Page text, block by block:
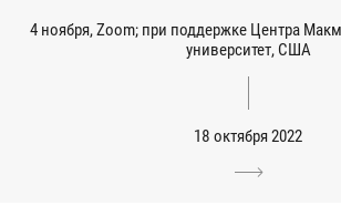
4 ноября, Zoom; при поддержке Центра
университет, США
18 октября 2022